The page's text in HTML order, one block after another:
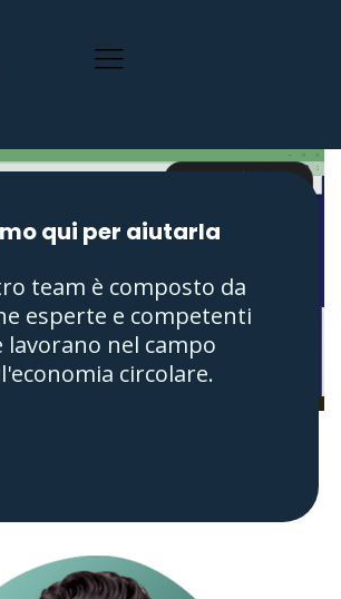
qui per aiutarla
team è composto da
esperte e competenti
lavorano nel campo
circolare.